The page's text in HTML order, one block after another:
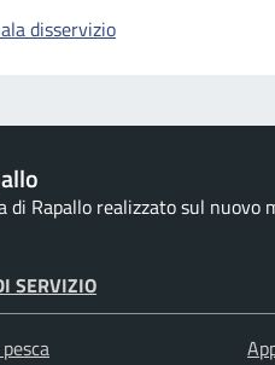
disservizio
di Rapallo realizzato sul
SERVIZIO